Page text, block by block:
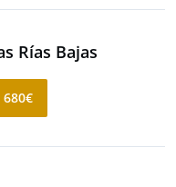
Rías Bajas
680€